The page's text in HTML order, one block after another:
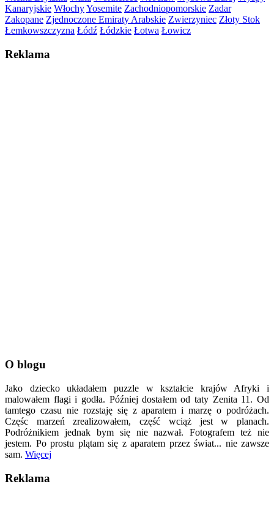
Kanaryjskie WłochyYosemite Zachodniopomorskie Zadar
Zakopane Zjednoczone Emiraty Arabskie Zwierzyniec Złoty Stok
Łemkowszczyzna Łódź Łódzkie Łotwa Łowicz
Reklama
O blogu
Jako dziecko układałem puzzle w kształcie krajów Afryki i
malowałem flagi i godła. Później dostałem od taty Zenita 11. Od
tamtego czasu nie rozstaję się z aparatem i marzę o podróżach.
Częśc marzeń zrealizowałem, część wciąż jest w planach.
Podróżnikiem jednak bym się nie nazwał. Fotografem też nie
jestem. Po prostu plątam się z aparatem przez świat... nie zawsze
sam. Więcej
Reklama